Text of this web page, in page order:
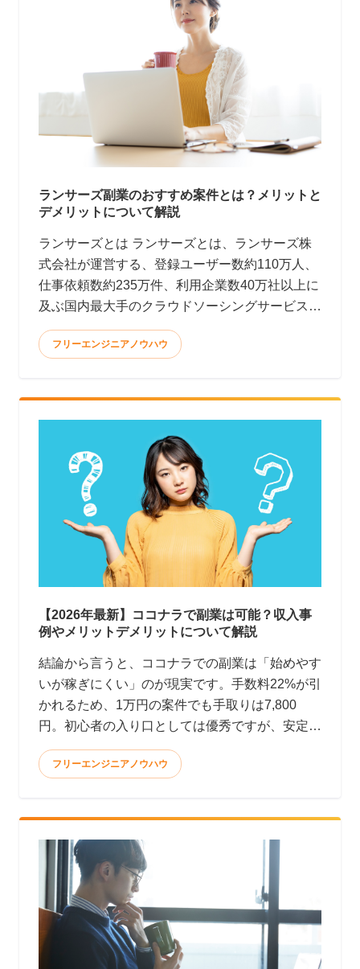
ランサーズ副業のおすすめ案件とは？メリットと
デメリットについて解説
ランサーズとは ランサーズとは、ランサーズ株
式会社が運営する、登録ユーザー数約110万人、
仕事依頼数約235万件、利用企業数40万社以上に
及ぶ国内最大手のクラウドソーシングサービスで
す。(2022年9月時点)
フリーエンジニアノウハウ
【2026年最新】ココナラで副業は可能？収入事
例やメリットデメリットについて解説
結論から言うと、ココナラでの副業は「始めやす
いが稼ぎにくい」のが現実です。手数料22%が引
かれるため、1万円の案件でも手取りは7,800
円。初心者の入り口としては優秀ですが、安定
フリーエンジニアノウハウ